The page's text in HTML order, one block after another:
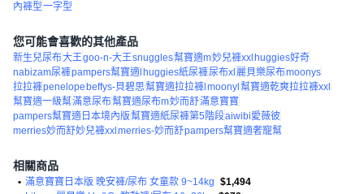
內褲型一字型
您可能會喜歡的其他產品
新生兒尿布大王goo-n-大王snuggles幫寶適m妙兒褲xxl huggies好奇
nabizam尿褲pampers幫寶適l huggies紙尿褲尿布xl 麗貝樂尿布moonys
拉拉褲penelope beffys-貝碧思幫寶適拉拉褲l moonyl 幫寶適乾爽拉拉褲xxl
幫寶適一級幫滿意尿布幫寶適尿布m妙而舒滿意寶寶
pampers幫寶適日本境內版幫寶適紙尿褲第5階段aiwibi愛薇彼
merries妙而舒妙兒褲xxl merries-妙而舒pampers幫寶適奢寵幫
相關商品
• 滿意寶寶日本版 晚安褲/尿布 女童款 9~14kg $1,494